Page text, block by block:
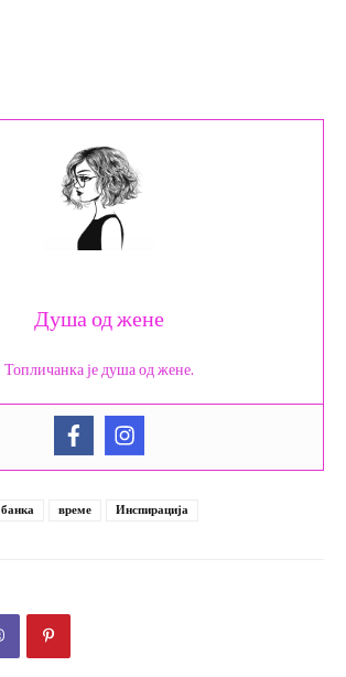
Душа од жене
Топличанка је душа од жене.
банка време Инспирација